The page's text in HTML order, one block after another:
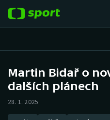
Hokej
Martin Bidař o
dalších plánech
28. 1. 2025